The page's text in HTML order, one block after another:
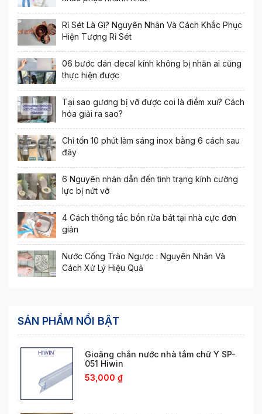
Rỉ Sét Là Gì? Nguyên Nhân Và Cách Khắc Phục
Hiện Tượng Rỉ Sét
06 bước dán decal kính không bị nhăn ai cũng
thực hiện được
Tại sao gương bị vỡ được coi là điềm xui? Cách
hóa giải ra sao?
Chỉ tốn 10 phút làm sáng inox bằng 6 cách sau
đây
6 Nguyên nhân dẫn đến tình trạng kính cường
lực bị nứt vỡ
4 Cách thông tắc bồn rửa bát tại nhà cực đơn
giản
Nước Cống Trào Ngược : Nguyên Nhân Và
Cách Xử Lý Hiệu Quả
SẢN PHẨM NỔI BẬT
Gioăng chắn nước nhà tắm chữ Y SP-
051 Hiwin
53,000 ₫